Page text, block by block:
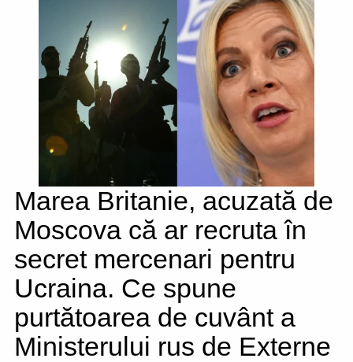
Marea Britanie, acuzată de
Moscova că ar recruta în
secret mercenari pentru
Ucraina. Ce spune
purtătoarea de cuvânt a
Ministerului rus de Externe